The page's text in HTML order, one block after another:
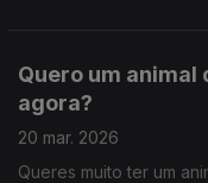
Quero um animal
agora?
20 mar. 2026
Queres muito ter um